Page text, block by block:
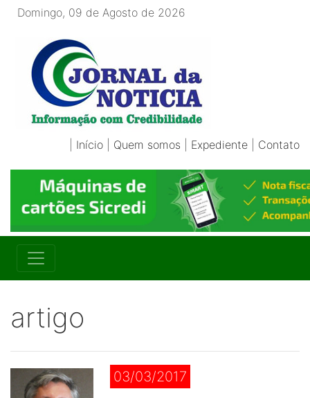
Domingo, 09 de Agosto de 2026
Início Quem somos Expediente Contato
artigo
03/03/2017